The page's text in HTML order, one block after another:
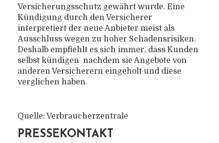
Versicherungsschutz gewährt wurde. Eine
Kündigung durch den Versicherer
interpretiert der neue Anbieter meist als
Ausschluss wegen zu hoher Schadensrisiken.
Deshalb empfiehlt es sich immer, dass Kunden
selbst kündigen  nachdem sie Angebote von
anderen Versicherern eingeholt und diese
verglichen haben.
Quelle: Verbraucherzentrale
PRESSEKONTAKT